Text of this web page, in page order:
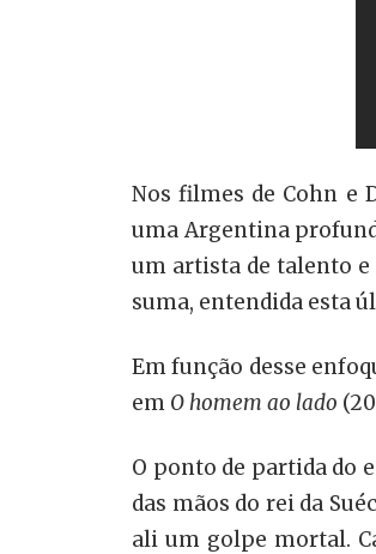
Nos filmes de Cohn e
uma Argentina
um artista de talento e
suma, entendida esta
Em função desse
em O homem ao lado
O ponto de partida do
das mãos do rei da
ali um golpe mortal.